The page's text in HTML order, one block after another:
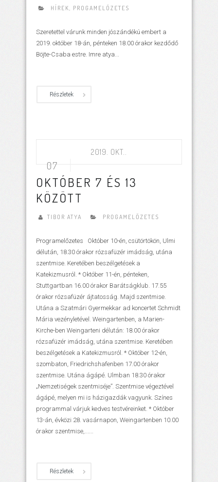
HÍREK, PROGAMELŐZETES
Szeretettel várunk minden jószándékú embert a
2019. október 18-án, pénteken 18.00 órakor kezdődő
Böjte-Csaba estre. Imre atya...
Részletek
2019. OKT..
07
OKTÓBER 7 ÉS 13
KÖZÖTT
TIBOR ATYA PROGAMELŐZETES
Programelőzetes Október 10-én, csütörtökön, Ulmi
délután, 18.30 órakor rózsafüzér imádság, utána
szentmise. Keretében beszélgetések a
Katekizmusról. * Október 11-én, pénteken,
Stuttgartban 16.00 órakor Barátságklub. 17.55
órakor rózsafüzér ájtatosság. Majd szentmise.
Utána a Szatmári Gyermekkar ad koncertet Schmidt
Mária vezényletével. Weingartenben, a Marien-
Kirche-ben Weingarteni délután: 18.00 órakor
rózsafüzér imádság, utána szentmise. Keretében
beszélgetések a Katekizmusról. * Október 12-én,
szombaton, Friedrichshafenben 17.00 órakor
szentmise. Utána ágápé. Ulmban 18.30 órakor
„Nemzetiségek szentmiséje”. Szentmise végeztével
ágápé, melyen mi is házigazdák vagyunk. Színes
programmal várjuk kedves testvéreinket. * Október
13-án, évközi 28. vasárnapon, Weingartenben 10.00
órakor szentmise,......
Részletek